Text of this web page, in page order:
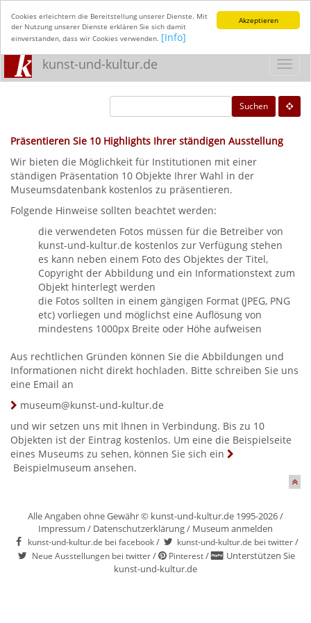
Akzeptieren
Cookies erleichtern die Bereitstellung unserer Dienste. Mit
der Nutzung unserer Dienste erklären Sie sich damit
einverstanden, dass wir Cookies verwenden. [Info]
kunst-und-kultur.de
Suchen
Präsentieren Sie 10 Highlights Ihrer ständigen Ausstellung
Wir bieten die Möglichkeit für Institutionen mit einer
ständigen Präsentation 10 Objekte Ihrer Wahl in der
Museumsdatenbank kostenlos zu präsentieren.
Folgende Hinweise sollten beachtet werden:
die verwendeten Fotos müssen für die Betreiber von
kunst-und-kultur.de kostenlos zur Verfügung stehen
es kann neben einem Foto des Objektes der Titel,
Copyright der Abbildung und ein Informationstext zum
Objekt hinterlegt werden
die Fotos sollten in einem gängigen Format (JPEG, PNG
etc) vorliegen und möglichst eine Auflösung von
mindestens 1000px Breite oder Höhe aufweisen
Aus rechtlichen Gründen können Sie die Abbildungen und
Informationen nicht direkt hochladen. Bitte schreiben Sie uns
eine Email an
museum@kunst-und-kultur.de
und wir setzen uns mit Ihnen in Verbindung. Bis zu 10
Objekten ist der Eintrag kostenlos. Um eine die Beispielseite
eines Museums zu sehen, können Sie sich ein
Beispielmuseum ansehen.
Alle Angaben ohne Gewähr © kunst-und-kultur.de 1995-2026 /
Impressum / Datenschutzerklärung/ Museum anmelden
kunst-und-kultur.de bei facebook/ kunst-und-kultur.de bei twitter/
Neue Ausstellungen bei twitter/ Pinterest/
Unterstützen Sie
kunst-und-kultur.de